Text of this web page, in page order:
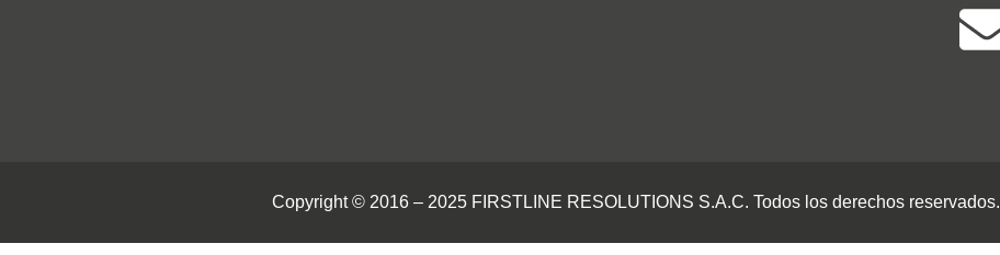
Copyright © 2016 – 2025 FIRSTLINE RESOLUTIONS S.A.C. Todos los derechos reservados.